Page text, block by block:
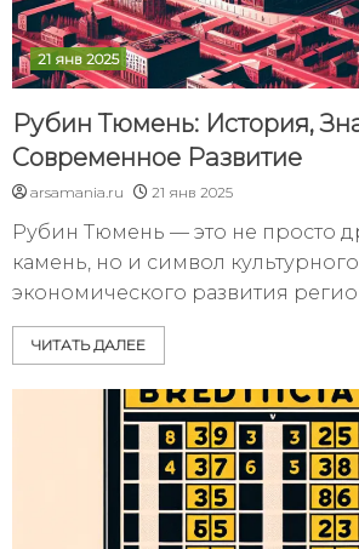
21 янв 2025
Рубин Тюмень: История,
Современное Развитие
arsamania.ru 21 янв 2025
Рубин Тюмень — это не просто
камень, но и символ
экономического развития
ЧИТАТЬ ДАЛЕЕ